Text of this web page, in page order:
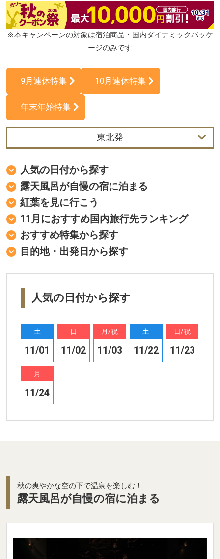
※本キャンペーンの対象は宿泊商品・国内ダイナミックパッケ
ージのみです
9月連休特集 10月連休特集
年末年始特集
東北発
中部発
北海道発
東北発
北陸発
中国・四国発
九州発
人気の日付から探す
露天風呂が自慢の宿に泊まる
紅葉を見に行こう
11月におすすめ国内旅行先ランキング
おすすめ特集から探す
目的地・出発日から探す
人気の日付から探す
土
11/01
日
11/02
月/祝
11/03
土
11/22
日/祝
11/23
月
11/24
秋の爽やかな空の下で温泉を楽しむ！
露天風呂が自慢の宿に泊まる